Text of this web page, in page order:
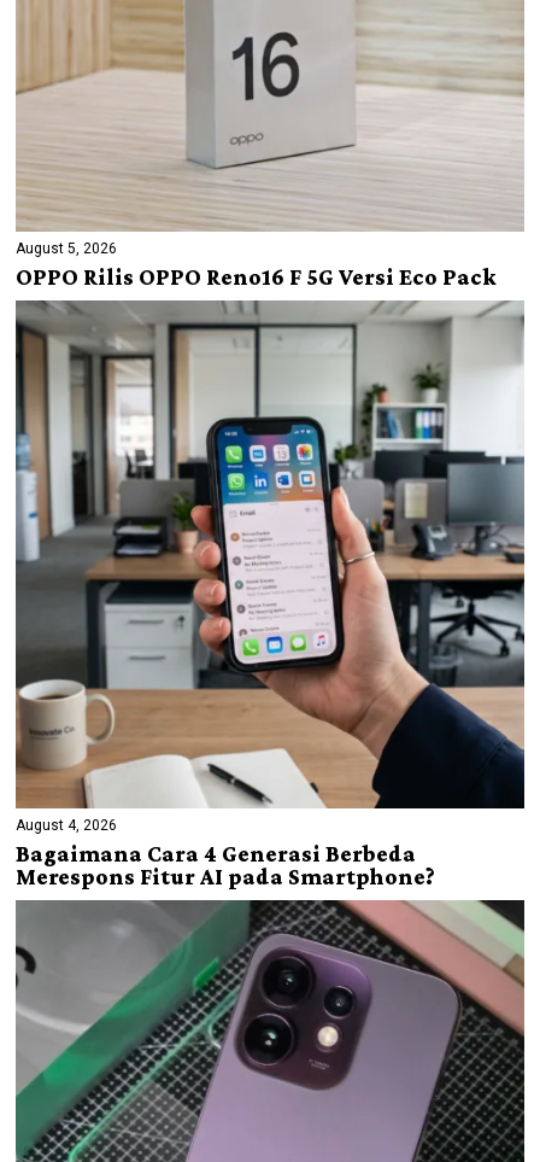
August 5, 2026
OPPO Rilis OPPO Reno16 F 5G Versi Eco Pack
August 4, 2026
Bagaimana Cara 4 Generasi Berbeda
Merespons Fitur AI pada Smartphone?